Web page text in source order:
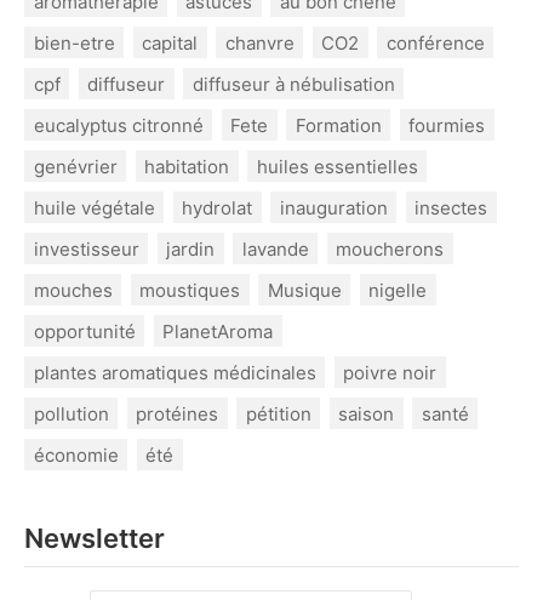
bien-etre
capital chanvre CO2
conférence
cpf
diffuseur
diffuseur à nébulisation
eucalyptus citronné
Fete Formation
fourmies
genévrier
habitation
huiles essentielles
huile végétale
hydrolat inauguration
insectes
investisseur
jardin lavande
moucherons
mouches
moustiques Musique
nigelle
opportunité
PlanetAroma
plantes aromatiques médicinales
poivre noir
pollution
protéines pétition saison
santé
économie
été
Newsletter